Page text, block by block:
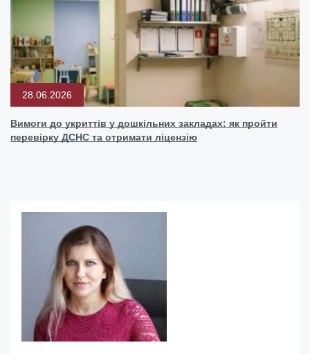
28.06.2026
Вимоги до укриттів у дошкільних закладах: як пройти
перевірку ДСНС та отримати ліцензію